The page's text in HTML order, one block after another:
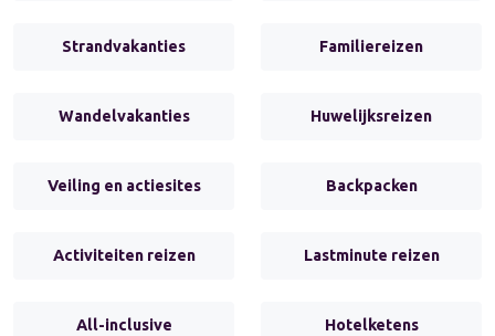
Strandvakanties Familiereizen
Wandelvakanties Huwelijksreizen
Veiling en actiesites Backpacken
Activiteiten reizen Lastminute reizen
All-inclusive Hotelketens